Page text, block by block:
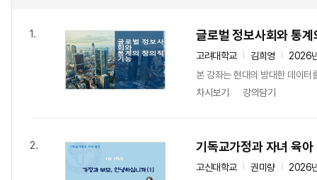
1. 글로벌 정보사회와 통
고려대학교 김희영
2026
본 강좌는 현대의 방대한 데이터
차시보기
강의담기
2. 기독교가정과 자녀 육아
고신대학교 권미량
2026